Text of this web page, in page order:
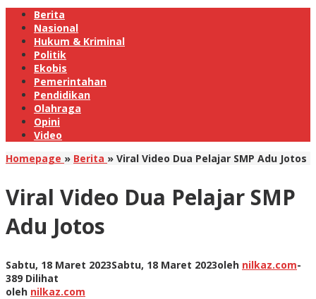
Berita
Nasional
Hukum & Kriminal
Politik
Ekobis
Pemerintahan
Pendidikan
Olahraga
Opini
Video
Homepage » Berita » Viral Video Dua Pelajar SMP Adu Jotos
Viral Video Dua Pelajar SMP
Adu Jotos
Sabtu, 18 Maret 2023Sabtu, 18 Maret 2023oleh nilkaz.com-
389 Dilihat
oleh nilkaz.com